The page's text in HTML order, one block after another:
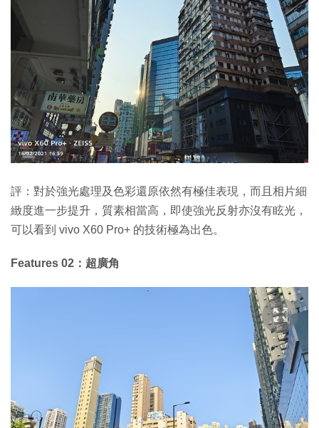
評：對於強光處理及色彩還原依然有極佳表現，而且相片細
緻度進一步提升，質素相當高，即使強光反射亦沒有眩光，
可以看到 vivo X60 Pro+ 的技術極為出色。
Features 02：超廣角